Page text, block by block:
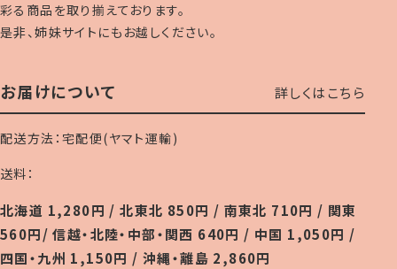
彩る商品を取り揃えております。
是非、姉妹サイトにもお越しください。
お届けについて 詳しくはこちら
配送方法：宅配便(ヤマト運輸)
送料：
北海道 1,280円 / 北東北 850円 / 南東北 710円 / 関東
560円/ 信越・北陸・中部・関西 640円 / 中国 1,050円 /
四国・九州 1,150円 / 沖縄・離島 2,860円